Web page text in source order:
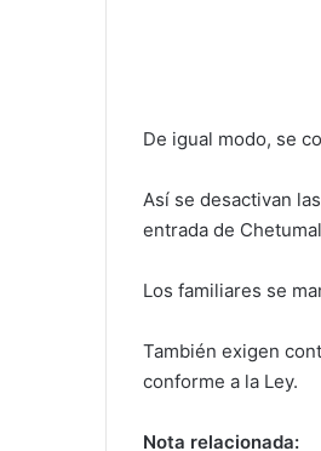
De igual modo, se
Así se desactivan
entrada de
Los familiares se
También exigen
conforme a la Ley.
Nota relacionada: